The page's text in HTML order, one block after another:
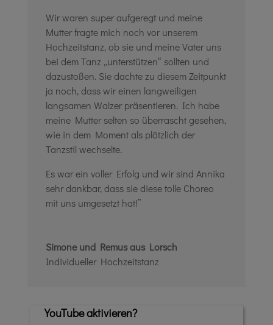
Wir waren super aufgeregt und meine
Mutter fragte mich noch vor unserem
Hochzeitstanz, ob sie und meine Vater uns
bei dem Tanz „unterstützen“ sollten und
dazustoßen. Sie dachte zu diesem Zeitpunkt
ja noch, dass wir einen langweiligen
langsamen Walzer präsentieren. Ich habe
meine Mutter selten so überrascht gesehen,
wie in dem Moment als plötzlich der
Tanzstil wechselte.
Es war ein voller Erfolg und wir sind Annika
sehr dankbar, dass sie diese tolle Choreo
mit uns umgesetzt hat!”
Simone und Remus aus Lorsch
Individueller Hochzeitstanz
YouTube aktivieren?